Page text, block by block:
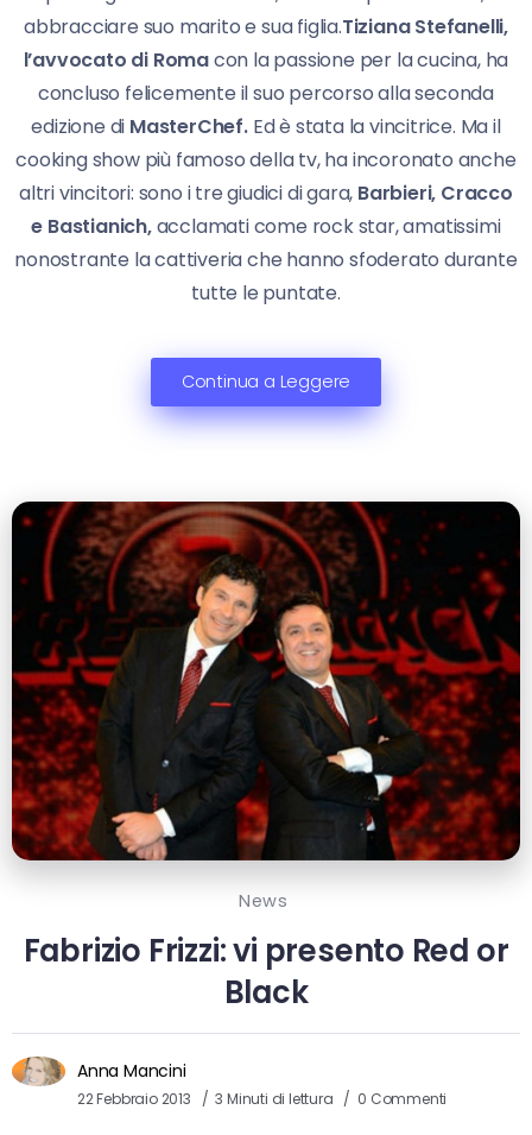
abbracciare suo marito e sua figlia.Tiziana Stefanelli,
l’avvocato di Romacon la passione per la cucina, ha
concluso felicemente il suo percorso alla seconda
edizione di MasterChef.Ed è stata la vincitrice. Ma il
cooking show più famoso della tv, ha incoronato anche
altri vincitori: sono i tre giudici di gara, Barbieri, Cracco
e Bastianich,acclamati come rock star, amatissimi
nonostrante la cattiveria che hanno sfoderato durante
tutte le puntate.
Continua a Leggere
News
Fabrizio Frizzi: vi presento Red or
Black
Anna Mancini
22 Febbraio 2013 3 Minuti di lettura 0 Commenti